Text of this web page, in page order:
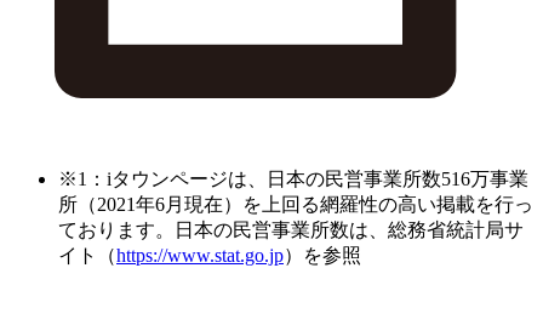
※1：iタウンページは、日本の民営事業所数516万事業
所（2021年6月現在）を上回る網羅性の高い掲載を行っ
ております。日本の民営事業所数は、総務省統計局サ
イト（https://www.stat.go.jp）を参照